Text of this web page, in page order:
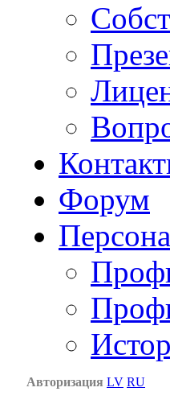
Форум
Авторизация LV RU